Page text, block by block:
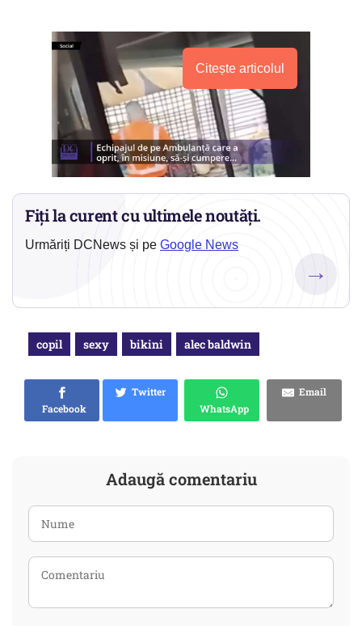
Citește articolul
Fiți la curent cu ultimele noutăți.
Urmăriți DCNews și pe Google News
→
copil sexy bikini alec baldwin
Facebook
Twitter
WhatsApp
Email
Adaugă comentariu